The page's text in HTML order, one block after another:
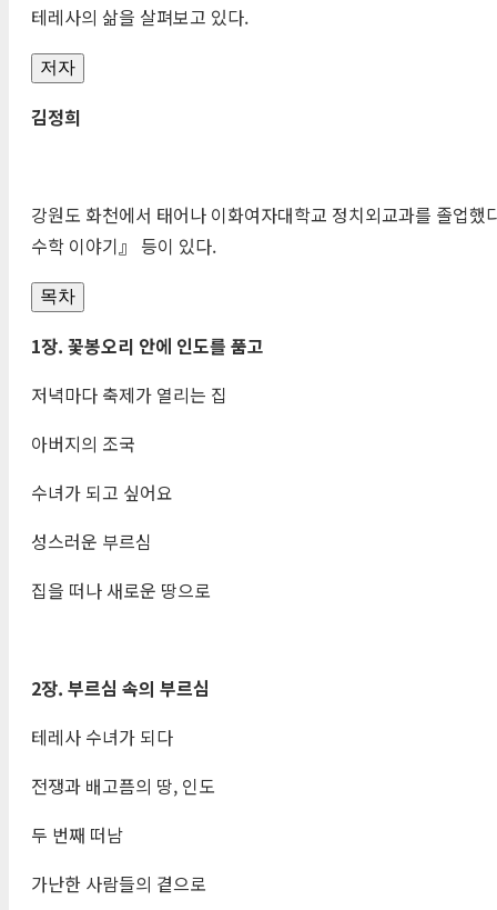
테레사의 삶을 살펴보고 있다.
저자
김정희
강원도 화천에서 태어나 이화여자대학교 정치외교과를 졸업
수학 이야기』 등이 있다.
목차
1장. 꽃봉오리 안에 인도를 품고
저녁마다 축제가 열리는 집
아버지의 조국
수녀가 되고 싶어요
성스러운 부르심
집을 떠나 새로운 땅으로
2장. 부르심 속의 부르심
테레사 수녀가 되다
전쟁과 배고픔의 땅, 인도
두 번째 떠남
가난한 사람들의 곁으로